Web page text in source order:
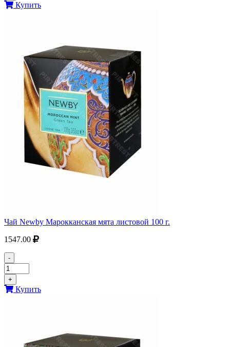
Купить
Чай Newby Марокканская мята листовой 100 г.
1547.00
-
+
Купить